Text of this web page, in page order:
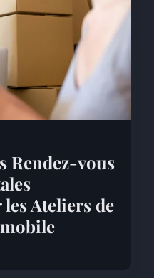
Rendez-vous
Ateliers de